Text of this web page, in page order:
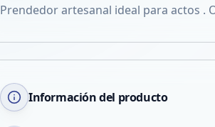
Prendedor artesanal ideal para actos .
Información del producto